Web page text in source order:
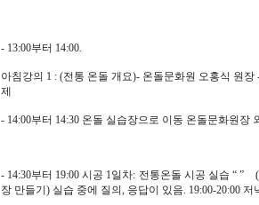
- 13:00부터 14:00.
아침강의 1 : (전통 온돌 개요)- 온돌문화원 오홍식 원
제
- 14:00부터 14:30 온돌 실습장으로 이동 온돌문화원장
- 14:30부터 19:00 시공 1일차: 전통온돌 시공 실습 “
장 만들기) 실습 중에 질의, 응답이 있음. 19:00-20:00 저